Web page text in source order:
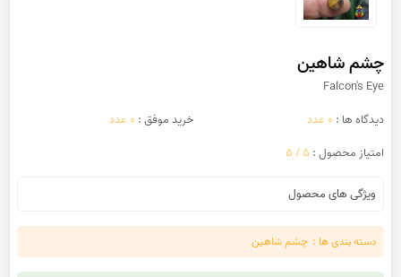
چشم شاهین
Falcon's Eye
دیدگاه ها : 0 عدد خرید موفق : 0 عدد
امتیاز محصول : 5 / 5
ویژگی های محصول
دسته بندی ها : چشم شاهین